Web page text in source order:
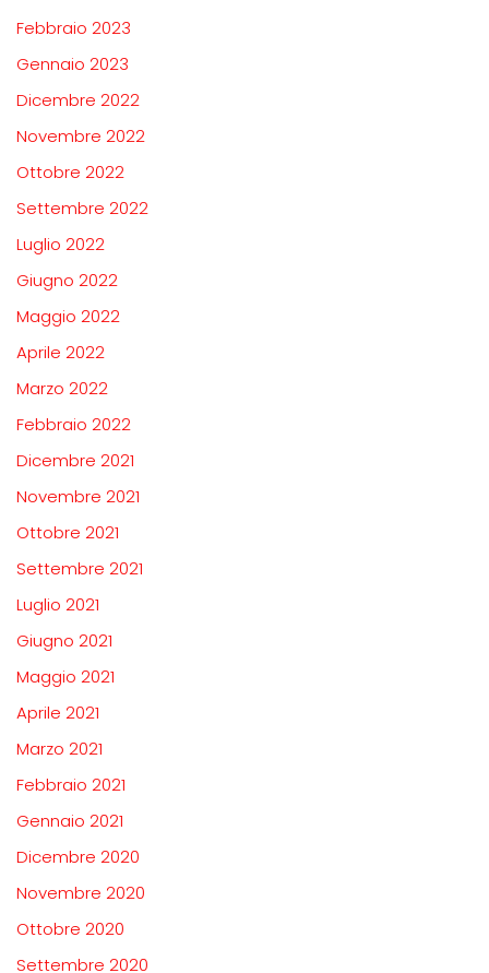
Febbraio 2023
Gennaio 2023
Dicembre 2022
Novembre 2022
Ottobre 2022
Settembre 2022
Luglio 2022
Giugno 2022
Maggio 2022
Aprile 2022
Marzo 2022
Febbraio 2022
Dicembre 2021
Novembre 2021
Ottobre 2021
Settembre 2021
Luglio 2021
Giugno 2021
Maggio 2021
Aprile 2021
Marzo 2021
Febbraio 2021
Gennaio 2021
Dicembre 2020
Novembre 2020
Ottobre 2020
Settembre 2020